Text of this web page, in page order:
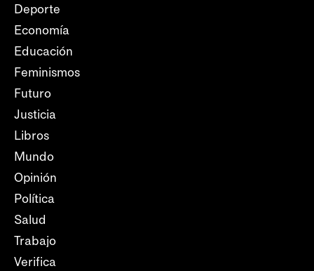
Deporte
Economía
Educación
Feminismos
Futuro
Justicia
Libros
Mundo
Opinión
Política
Salud
Trabajo
Verifica